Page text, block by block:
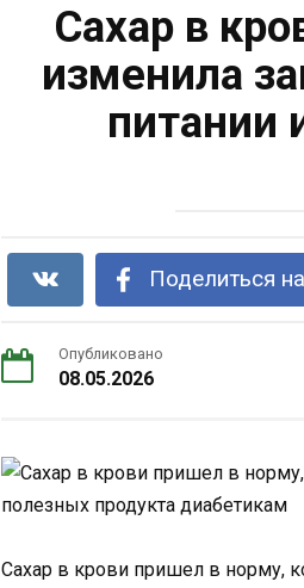
Сахар в
изменила
питании
Поделиться
Опубликовано
08.05.2026
Сахар в крови пришел в норму,